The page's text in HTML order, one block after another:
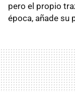
pero el propio
época, añade su